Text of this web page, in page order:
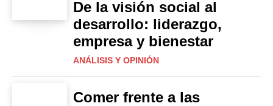
De la visión social al
desarrollo: liderazgo,
empresa y bienestar
ANÁLISIS Y OPINIÓN
Comer frente a las